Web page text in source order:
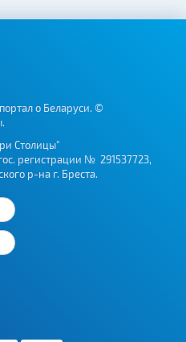
о Беларуси. ©
Столицы"
регистрации № 291537723,
р-на г. Бреста.